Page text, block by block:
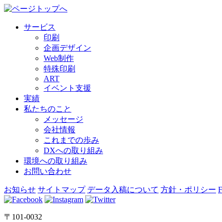
サービス
印刷
企画デザイン
Web制作
特殊印刷
ART
イベント支援
実績
私たちのこと
メッセージ
会社情報
これまでの歩み
DXへの取り組み
環境への取り組み
お問い合わせ
お知らせ サイトマップ データ入稿について 方針・ポリシー
〒101-0032